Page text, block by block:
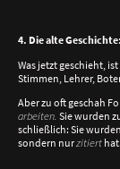
4. Die alte
Was jetzt geschieht,
Stimmen, Lehrer,
Aber zu oft geschah
arbeiten. Sie wurden
schließlich: Sie
sondern nurzitiert hat.